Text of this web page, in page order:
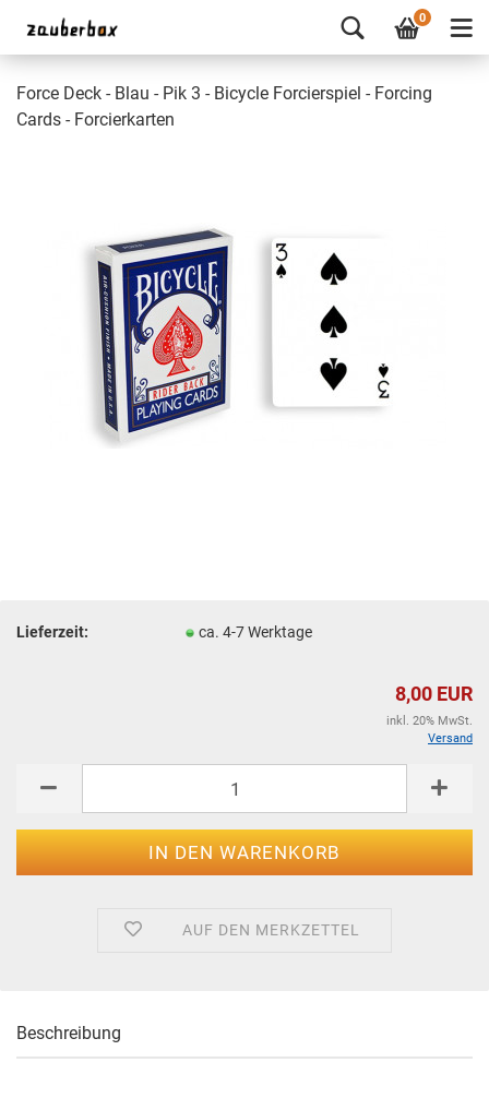
0
Force Deck - Blau - Pik 3 - Bicycle Forcierspiel - Forcing
Cards - Forcierkarten
Lieferzeit: ca. 4-7 Werktage
8,00 EUR
inkl. 20% MwSt.
Versand
AUF DEN MERKZETTEL
Beschreibung